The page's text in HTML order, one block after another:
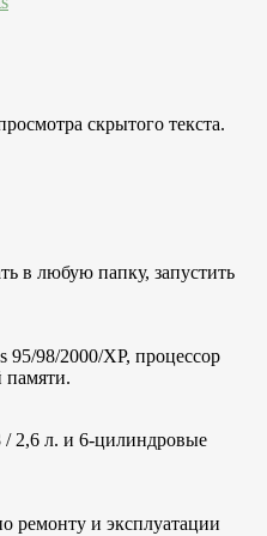
скрытого текста.
в любую папку, запустить
95/98/2000/XP, процессор
памяти.
2,6 л. и 6-цилиндровые
ремонту и эксплуатации